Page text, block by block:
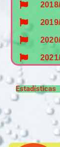
Estadísticas